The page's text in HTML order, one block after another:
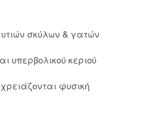
σκύλων & γατών
υπερβολικού κεριού
φυσική